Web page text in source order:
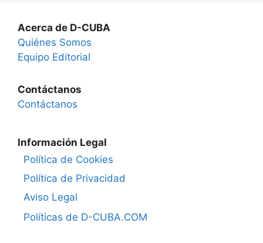
Acerca de D-CUBA
Quiénes Somos
Equipo Editorial
Contáctanos
Contáctanos
Información Legal
Política de Cookies
Política de Privacidad
Aviso Legal
Políticas de D-CUBA.COM